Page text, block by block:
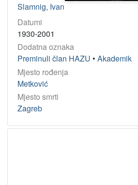
Slamnig, Ivan
Datumi
1930-2001
Dodatna oznaka
Preminuli član HAZU • Akademik
Mjesto rođenja
Metković
Mjesto smrti
Zagreb